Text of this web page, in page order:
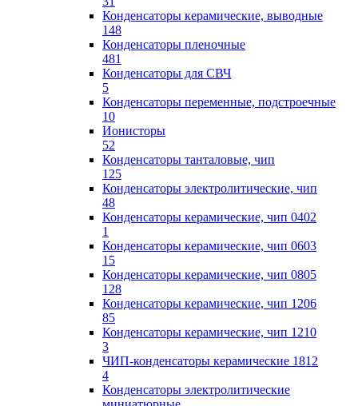
Конденсаторы керамические, выводные
148
Конденсаторы пленочные
481
Конденсаторы для СВЧ
5
Конденсаторы переменные, подстроечные
10
Ионисторы
52
Конденсаторы танталовые, чип
125
Конденсаторы электролитические, чип
48
Конденсаторы керамические, чип 0402
1
Конденсаторы керамические, чип 0603
15
Конденсаторы керамические, чип 0805
128
Конденсаторы керамические, чип 1206
85
Конденсаторы керамические, чип 1210
3
ЧИП-конденсаторы керамические 1812
4
Конденсаторы электролитические